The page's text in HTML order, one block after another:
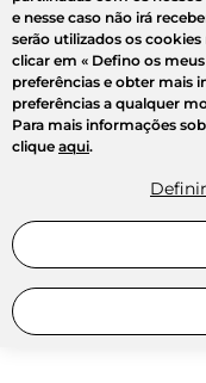
e nesse caso não irá
serão utilizados os
clicar em « Defino os
preferências e obter mais
preferências a qualquer
Para mais informações
clique aqui.